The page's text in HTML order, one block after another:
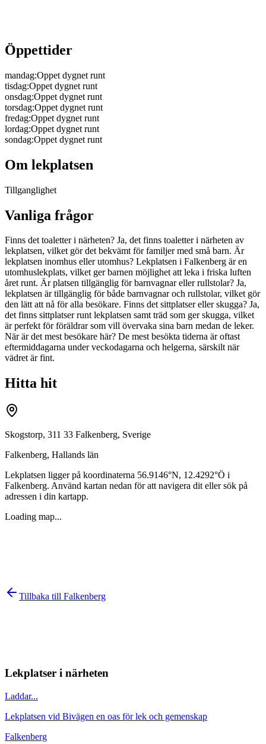
Öppettider
mandag:Oppet dygnet runt
tisdag:Oppet dygnet runt
onsdag:Oppet dygnet runt
torsdag:Oppet dygnet runt
fredag:Oppet dygnet runt
lordag:Oppet dygnet runt
sondag:Oppet dygnet runt
Om lekplatsen
Tillganglighet
Vanliga frågor
Finns det toaletter i närheten? Ja, det finns toaletter i närheten av
lekplatsen, vilket gör det bekvämt för familjer med små barn. Är
lekplatsen inomhus eller utomhus? Lekplatsen i Falkenberg är en
utomhuslekplats, vilket ger barnen möjlighet att leka i friska luften
året runt. Är platsen tillgänglig för barnvagnar eller rullstolar? Ja,
lekplatsen är tillgänglig för både barnvagnar och rullstolar, vilket gör
den lätt att nå för alla besökare. Finns det sittplatser eller skugga? Ja,
det finns sittplatser runt lekplatsen samt träd som ger skugga, vilket
är perfekt för föräldrar som vill övervaka sina barn medan de leker.
När är det mest besökare här? De mest besökta tiderna är oftast
eftermiddagarna under veckodagarna och helgerna, särskilt när
vädret är fint.
Hitta hit
Skogstorp, 311 33 Falkenberg, Sverige
Falkenberg, Hallands län
Lekplatsen ligger på koordinaterna 56.9146°N, 12.4292°Ö i
Falkenberg. Använd kartan nedan för att navigera dit eller sök på
adressen i din kartapp.
Loading map...
Tillbaka till Falkenberg
Lekplatser i närheten
Laddar...
Lekplatsen vid Bivägen en oas för lek och gemenskap
Falkenberg